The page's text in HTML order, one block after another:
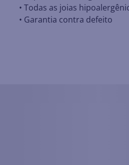
• Todas as joias
• Garantia contra defeito